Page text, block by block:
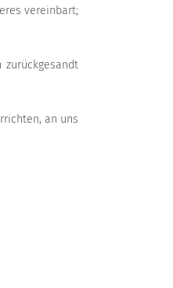
vereinbart;
an uns